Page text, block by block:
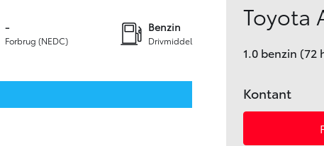
Forbrug (NEDC)
-
Drivmiddel
Benzin Toyota
1.0 benzin (72
Kontant